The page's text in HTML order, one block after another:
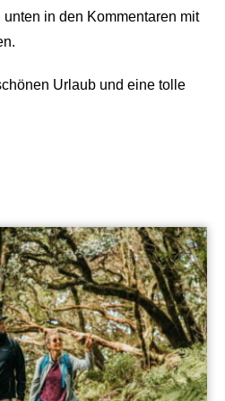
in den Kommentaren mit
Urlaub und eine tolle